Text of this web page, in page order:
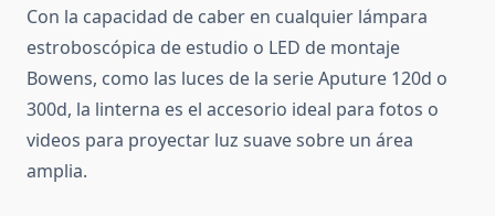
Con la capacidad de caber en cualquier lámpara
estroboscópica de estudio o LED de montaje
Bowens, como las luces de la serie Aputure 120d o
300d, la linterna es el accesorio ideal para fotos o
videos para proyectar luz suave sobre un área
amplia.